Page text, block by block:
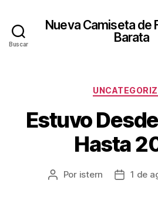
Buscar
Nueva Camiseta de
Barata
Estuvo
Hasta
Autor
Por istern
Fecha
1 de